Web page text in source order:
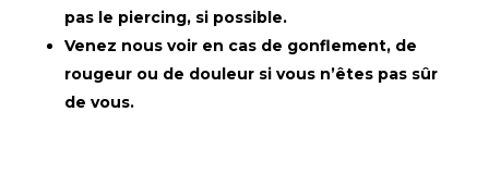
pas le piercing, si possible.
Venez nous voir en cas de gonflement, de
rougeur ou de douleur si vous n’êtes pas sûr
de vous.